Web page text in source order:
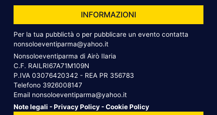
INFORMAZIONI
Per la tua pubblictà o per pubblicare un evento contatta
nonsoloeventiparma@yahoo.it
Nonsoloeventiparma di Airò Ilaria
C.F. RAILRI67A71M109N
P.IVA 03076420342 - REA PR 356783
Telefono 3926008147
Email nonsoloeventiparma@yahoo.it
Note legali -Privacy Policy -Cookie Policy